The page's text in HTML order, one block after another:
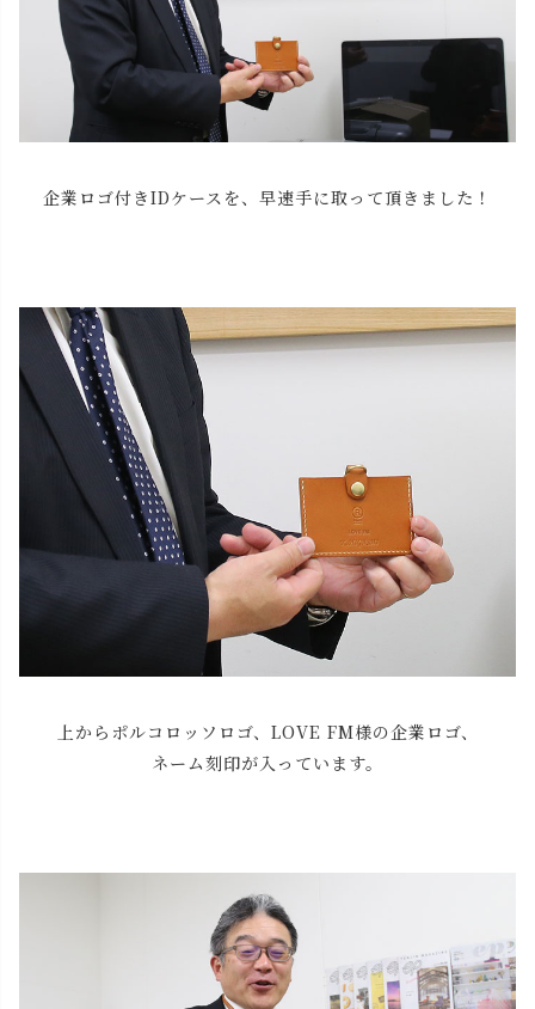
企業ロゴ付きIDケースを、早速手に取って頂きました！
上からポルコロッソロゴ、LOVE FM様の企業ロゴ、
ネーム刻印が入っています。